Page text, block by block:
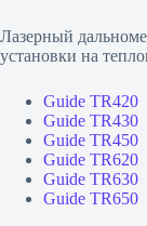
Лазерный
установки на
Guide TR420
Guide TR430
Guide TR450
Guide TR620
Guide TR630
Guide TR650